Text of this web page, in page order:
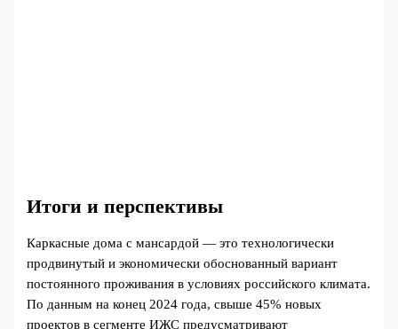
Итоги и перспективы
Каркасные дома с мансардой — это технологически
продвинутый и экономически обоснованный вариант
постоянного проживания в условиях российского климата.
По данным на конец 2024 года, свыше 45% новых
проектов в сегменте ИЖС предусматривают